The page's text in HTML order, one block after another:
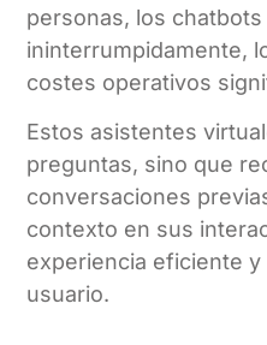
personas, los
ininterrumpidamente,
costes operativos
Estos asistentes
preguntas, sino que
conversaciones
contexto en sus
experiencia eficiente
usuario.